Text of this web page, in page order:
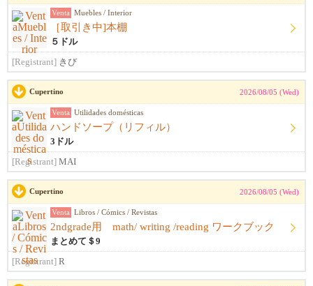
Venta Muebles / Interior
［取引き中]本棚
５ドル
[Registrant] きび
Cupertino 2026/08/05 (Wed)
Venta Utilidades domésticas
ハンドソープ（リフィル）
3ドル
[Registrant] MAI
Cupertino 2026/08/05 (Wed)
Venta Libros / Cómics / Revistas
2ndgrade用 math/ writing /reading ワークブック
まとめて＄9
[Registrant] R